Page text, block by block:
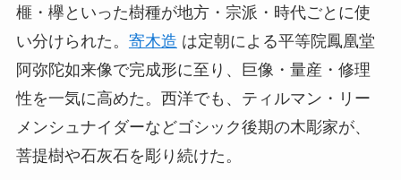
榧・欅といった樹種が地方・宗派・時代ごとに使
い分けられた。 寄木造 は定朝による平等院鳳凰堂
阿弥陀如来像で完成形に至り、巨像・量産・修理
性を一気に高めた。西洋でも、ティルマン・リー
メンシュナイダーなどゴシック後期の木彫家が、
菩提樹や石灰石を彫り続けた。